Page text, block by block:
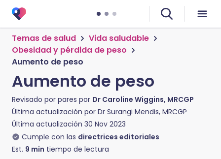
Temas de salud
Vida saludable
Obesidad y pérdida de peso
Aumento de peso
Aumento de peso
Revisado por pares por Dr Caroline Wiggins, MRCGP
Última actualización por Dr Surangi Mendis, MRCGP
Última actualización 30 Nov 2023
Cumple con las directrices editoriales
Est. 9 min tiempo de lectura